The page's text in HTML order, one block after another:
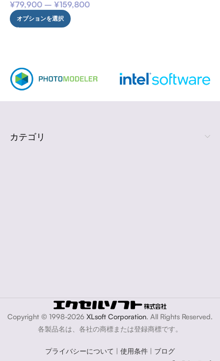
¥79,900 – ¥159,800
オプションを選択
カテゴリ
Copyright © 1998-2026 XLsoft Corporation. All Rights Reserved.
各製品名は、各社の商標または登録商標です。
プライバシーについて | 使用条件 | ブログ